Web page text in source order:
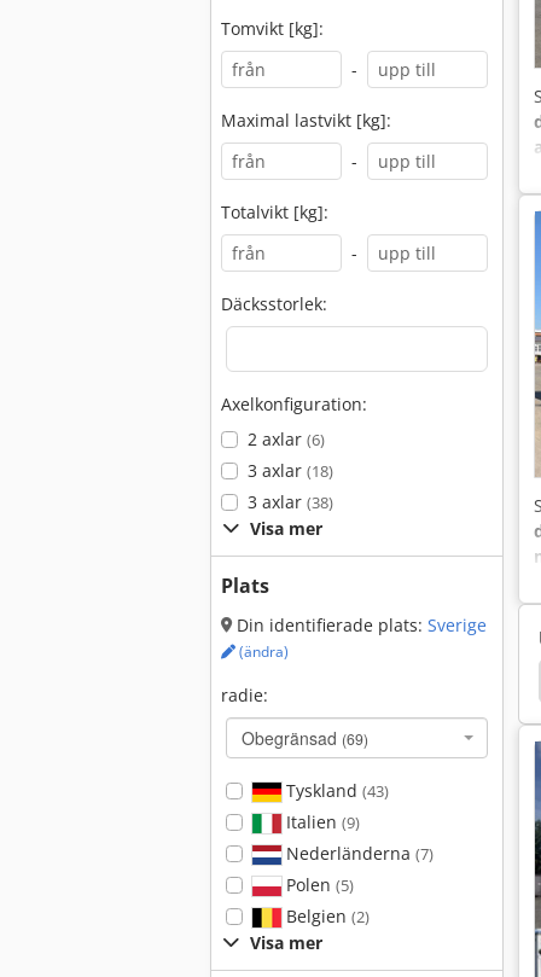
Tomvikt [kg]:
-
Maximal lastvikt [kg]:
-
Totalvikt [kg]:
-
Däcksstorlek:
Axelkonfiguration:
2 axlar (6)
3 axlar (18)
3 axlar (38)
Visa mer
Plats
Din identifierade plats: Sverige
(ändra)
radie:
Obegränsad (69)
Tyskland (43)
Italien (9)
Nederländerna (7)
Polen (5)
Belgien (2)
Visa mer